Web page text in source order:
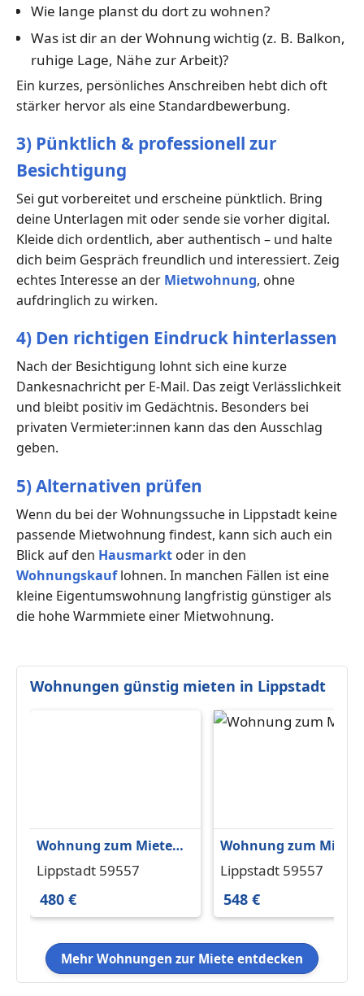
Wie lange planst du dort zu wohnen?
Was ist dir an der Wohnung wichtig (z. B. Balkon,
ruhige Lage, Nähe zur Arbeit)?
Ein kurzes, persönliches Anschreiben hebt dich oft
stärker hervor als eine Standardbewerbung.
3) Pünktlich & professionell zur
Besichtigung
Sei gut vorbereitet und erscheine pünktlich. Bring
deine Unterlagen mit oder sende sie vorher digital.
Kleide dich ordentlich, aber authentisch – und halte
dich beim Gespräch freundlich und interessiert. Zeig
echtes Interesse an der Mietwohnung, ohne
aufdringlich zu wirken.
4) Den richtigen Eindruck hinterlassen
Nach der Besichtigung lohnt sich eine kurze
Dankesnachricht per E-Mail. Das zeigt Verlässlichkeit
und bleibt positiv im Gedächtnis. Besonders bei
privaten Vermieter:innen kann das den Ausschlag
geben.
5) Alternativen prüfen
Wenn du bei der Wohnungssuche in Lippstadt keine
passende Mietwohnung findest, kann sich auch ein
Blick auf den Hausmarkt oder in den
Wohnungskauflohnen. In manchen Fällen ist eine
kleine Eigentumswohnung langfristig günstiger als
die hohe Warmmiete einer Mietwohnung.
Wohnungen günstig mieten in Lippstadt
Wohnung zum Mieten
in Lippstadt 480 € 58.43
Lippstadt 59557
480 €
Wohnung zum Mieten
in Lippstadt 548 €
Lippstadt 59557
548 €
Mehr Wohnungen zur Miete entdecken